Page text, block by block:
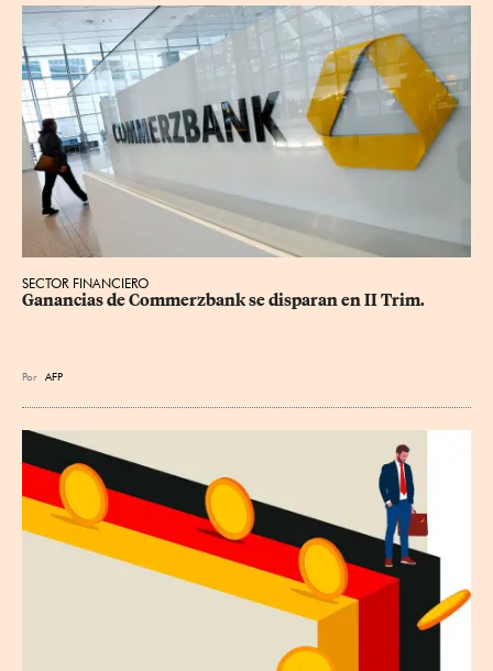
SECTOR FINANCIERO
Ganancias de Commerzbank se disparan en II Trim.
Por AFP